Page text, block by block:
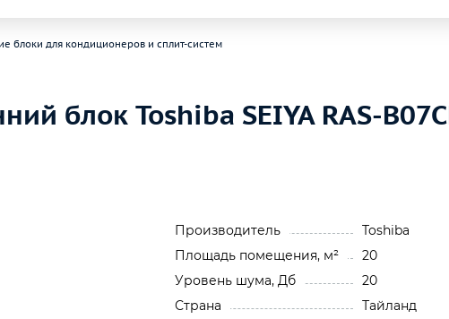
блоки для кондиционеров и сплит-систем
блок Toshiba SEIYA RAS-
Производитель
Toshiba
Площадь помещения, м²
20
Уровень шума, Дб
20
Страна
Тайланд